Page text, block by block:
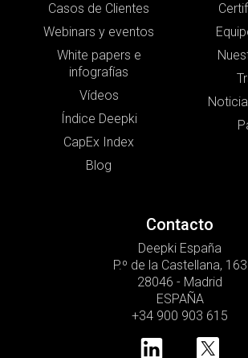
Casos de Clientes
Webinars y eventos
White papers e
infografías
Vídeos
Índice Deepki
CapEx Index
Blog
Contacto
Deepki España
P.º de la Castellana, 163
28046 - Madrid
ESPAÑA
+34 900 903 615